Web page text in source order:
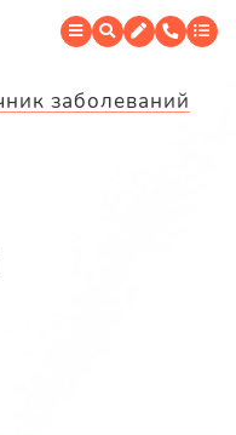
заболеваний